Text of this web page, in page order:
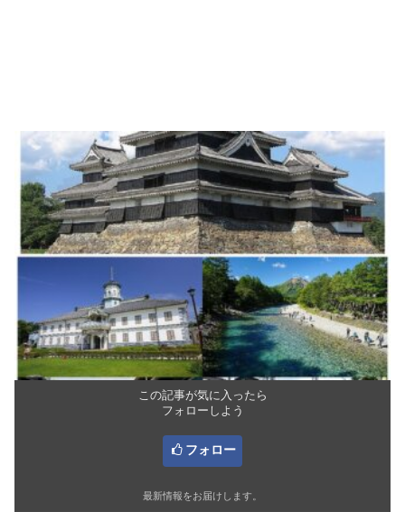
この記事が気に入ったら
フォローしよう
フォロー
最新情報をお届けします。